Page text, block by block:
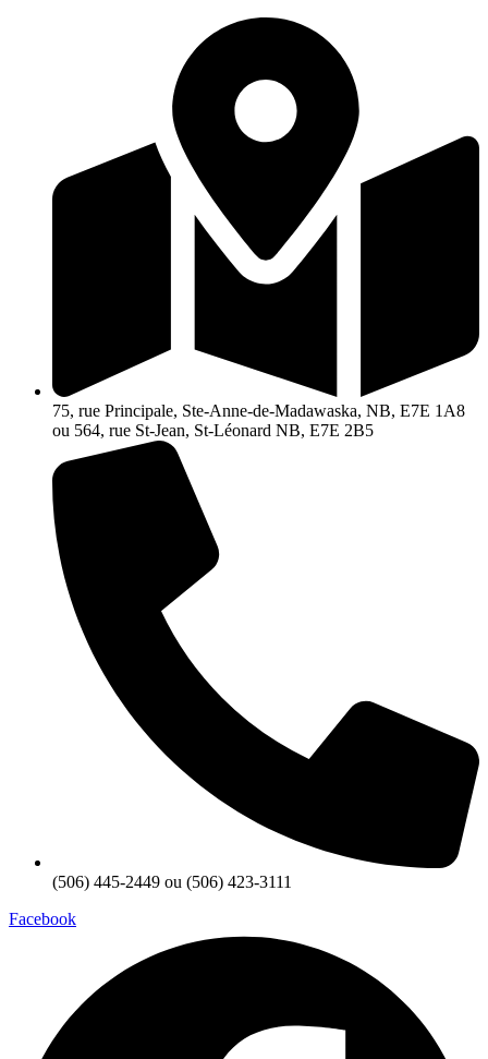
75, rue Principale, Ste-Anne-de-Madawaska, NB, E7E 1A8
ou 564, rue St-Jean, St-Léonard NB, E7E 2B5
(506) 445-2449 ou (506) 423-3111
Facebook